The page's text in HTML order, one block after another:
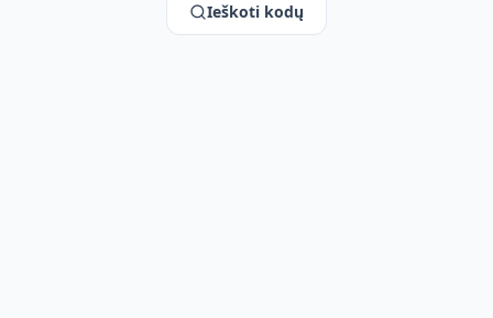
Ieškoti kodų